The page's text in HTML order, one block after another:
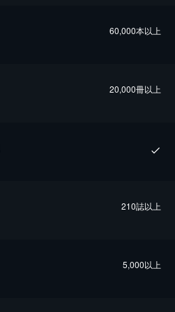
60,000本以上
20,000冊以上
210誌以上
5,000以上